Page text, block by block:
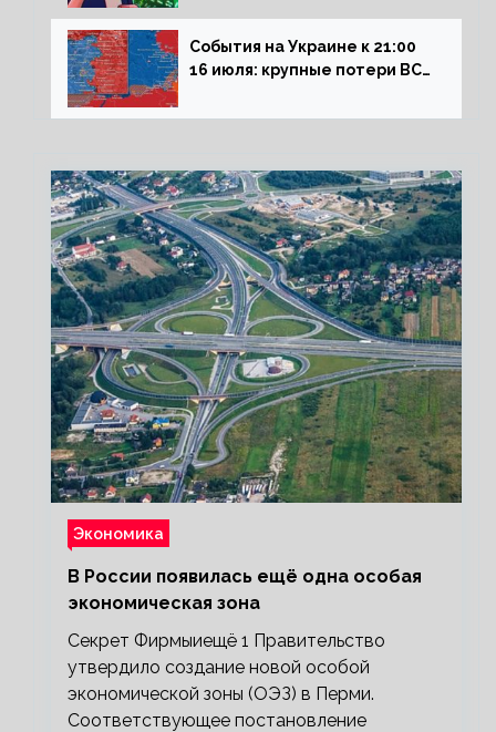
на рынок РФ
События на Украине к 21:00
16 июля: крупные потери ВСУ
обстреливает Донбасс из
Экономика
В России появилась ещё одна особая
экономическая зона
Секрет Фирмыиещё 1 Правительство
утвердило создание новой особой
экономической зоны (ОЭЗ) в Перми.
Соответствующее постановление